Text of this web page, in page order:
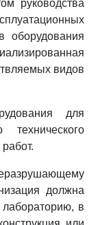
руководства
оборудования
видов
для
должна
лабораторию, в